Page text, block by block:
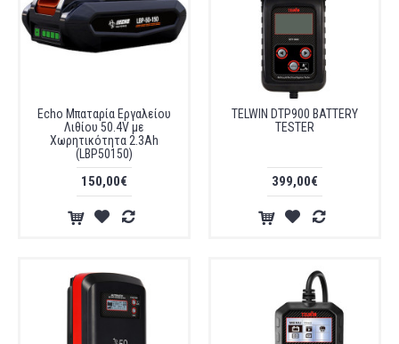
Echo Μπαταρία Εργαλείου
Λιθίου 50.4V με
Χωρητικότητα 2.3Ah
(LBP50150)
150,00€
TELWIN DTP900 BATTERY
TESTER
399,00€